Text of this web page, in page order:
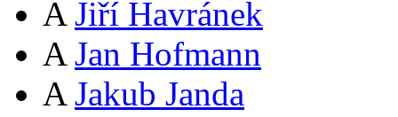
A Jiří Havránek
A Jan Hofmann
A Jakub Janda